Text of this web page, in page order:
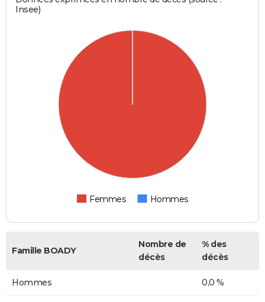
Insee)
Femmes Hommes
Famille BOADY
Nombre de
décès
% des
décès
Hommes 0,0 %